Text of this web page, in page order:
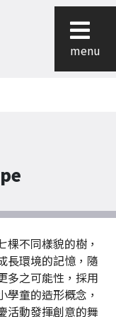
menu
不同樣貌的樹，
長環境的記憶，隨
多之可能性，採用
童的造形概念，
活動發揮創意的舞